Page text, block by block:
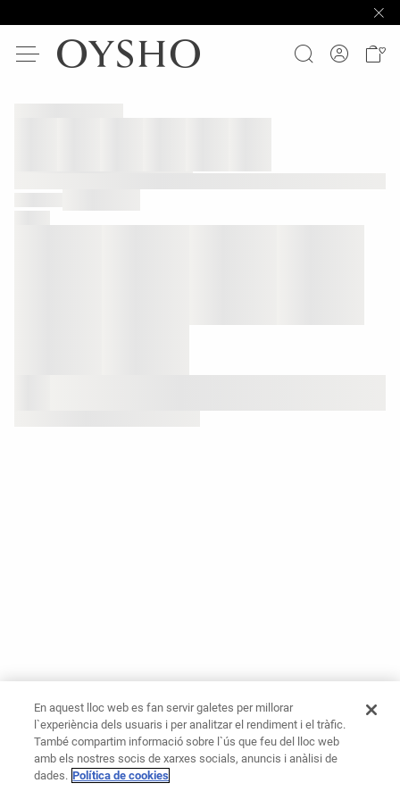
En aquest lloc web es fan servir galetes per millorar
l`experiència dels usuaris i per analitzar el rendiment i el tràfic.
També compartim informació sobre l`ús que feu del lloc web
amb els nostres socis de xarxes socials, anuncis i anàlisi de
dades. Política de cookies